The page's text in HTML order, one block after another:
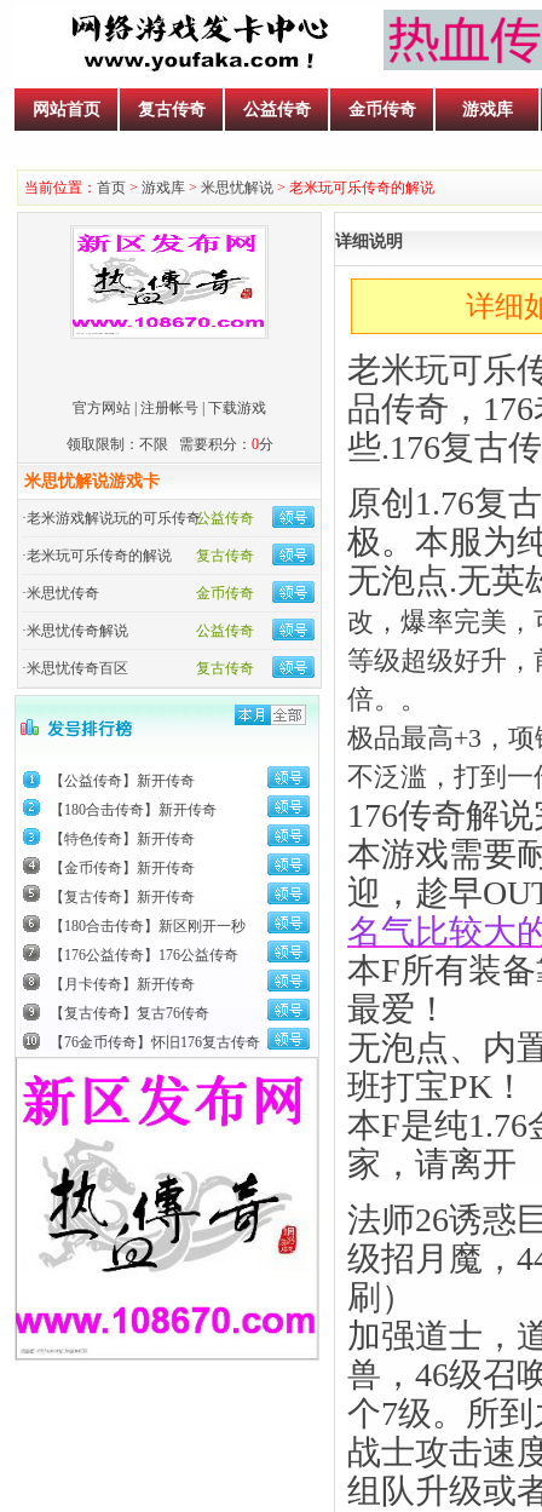
网站首页 复古传奇 公益传奇 金币传奇 游戏库
当前位置： 首页 > 游戏库 > 米思忧解说 > 老米玩可乐传奇的解说
官方网站 注册帐号 下载游戏
领取限制：不限 需要积分： 0分
米思忧解说游戏卡
公益传奇
·老米游戏解说玩的可乐传奇
复古传奇
·老米玩可乐传奇的解说
金币传奇
·米思忧传奇
公益传奇
·米思忧传奇解说
复古传奇
·米思忧传奇百区
【公益传奇】新开传奇
【180合击传奇】新开传奇
【特色传奇】新开传奇
【金币传奇】新开传奇
【复古传奇】新开传奇
【180合击传奇】新区刚开一秒
【176公益传奇】176公益传奇
【月卡传奇】新开传奇
【复古传奇】复古76传奇
【76金币传奇】怀旧176复古传奇
详细说明
详细
老米玩可乐
品传奇，
些.176复古
原创1.76复
极。本服为
无泡点.无英
改，爆率完美
等级超级好升，
倍。。
极品最高+3，
不泛滥，打到
176传奇解
本游戏需要
迎，趁早
名气比较大
本F所有装
最爱！
无泡点、内
班打宝PK！
本F是纯
家，请离开
法师26诱惑
级招月魔，
刷）
加强道士，
兽，46级召
个7级。所
战士攻击速
组队升级或